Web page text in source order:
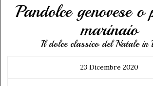
Pandolce genovese o
marinaio
Il dolce classico del Natale in
23 Dicembre 2020